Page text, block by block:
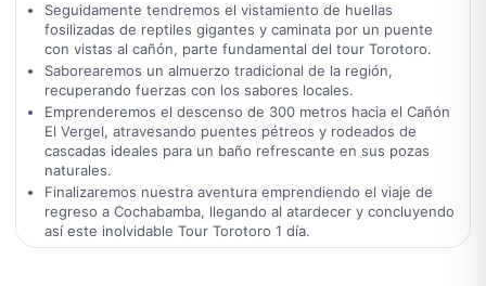
Seguidamente tendremos el vistamiento de huellas
fosilizadas de reptiles gigantes y caminata por un puente
con vistas al cañón, parte fundamental del tour Torotoro.
Saborearemos un almuerzo tradicional de la región,
recuperando fuerzas con los sabores locales.
Emprenderemos el descenso de 300 metros hacia el Cañón
El Vergel, atravesando puentes pétreos y rodeados de
cascadas ideales para un baño refrescante en sus pozas
naturales.
Finalizaremos nuestra aventura emprendiendo el viaje de
regreso a Cochabamba, llegando al atardecer y concluyendo
así este inolvidable Tour Torotoro 1 día.